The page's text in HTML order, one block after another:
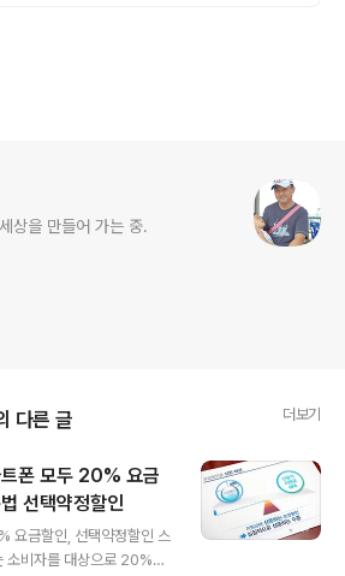
상을 만들어 가는 중.
다른 글 더보기
폰 모두 20% 요금
선택약정할인
요금할인, 선택약정할인 스
소비자를 대상으로 20%의